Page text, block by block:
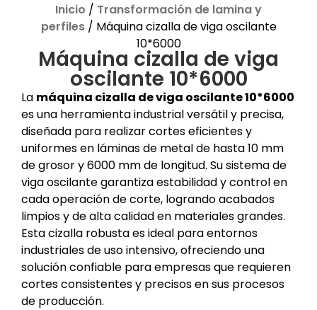
Inicio / Transformación de lamina y
perfiles/ Máquina cizalla de viga oscilante
10*6000
Máquina cizalla de viga
oscilante 10*6000
La máquina cizalla de viga oscilante 10*6000
es una herramienta industrial versátil y precisa,
diseñada para realizar cortes eficientes y
uniformes en láminas de metal de hasta 10 mm
de grosor y 6000 mm de longitud. Su sistema de
viga oscilante garantiza estabilidad y control en
cada operación de corte, logrando acabados
limpios y de alta calidad en materiales grandes.
Esta cizalla robusta es ideal para entornos
industriales de uso intensivo, ofreciendo una
solución confiable para empresas que requieren
cortes consistentes y precisos en sus procesos
de producción.